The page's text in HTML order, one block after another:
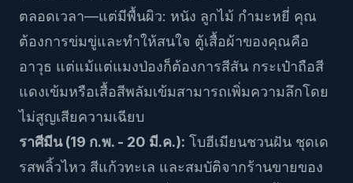
ตลอดเวลา—แต่มีพื้นผิว: หนัง ลูกไม้ กำมะหยี่ คุณ
ต้องการข่มขู่และทำให้สนใจ ตู้เสื้อผ้าของคุณคือ
อาวุธ แต่แม้แต่แมงป่องก็ต้องการสีสัน กระเป๋าถือสี
แดงเข้มหรือเสื้อสีพลัมเข้มสามารถเพิ่มความลึกโดย
ไม่สูญเสียความเฉียบ
ราศีมีน (19 ก.พ. - 20 มี.ค.): โบฮีเมียนชวนฝัน ชุดเด
รสพลิ้วไหว สีแก้วทะเล และสมบัติจากร้านขายของ